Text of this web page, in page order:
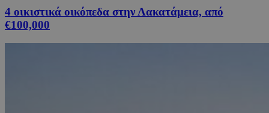
4 οικιστικά οικόπεδα στην Λακατάμεια, από
€100,000